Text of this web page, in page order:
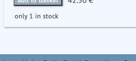
only 1 in stock